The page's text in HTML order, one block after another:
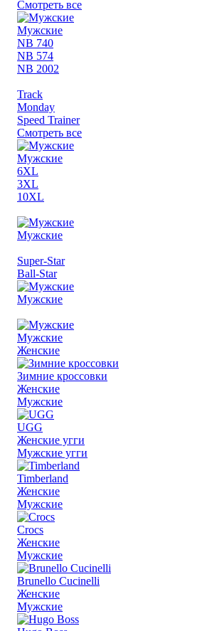
Смотреть все
Мужские
NB 740
NB 574
NB 2002
Track
Monday
Speed Trainer
Смотреть все
Мужские
6XL
3XL
10XL
Мужские
Super-Star
Ball-Star
Мужские
Мужские
Женские
Зимние кроссовки
Женские
Мужские
UGG
Женские угги
Мужские угги
Timberland
Женские
Мужские
Crocs
Женские
Мужские
Brunello Cucinelli
Женские
Мужские